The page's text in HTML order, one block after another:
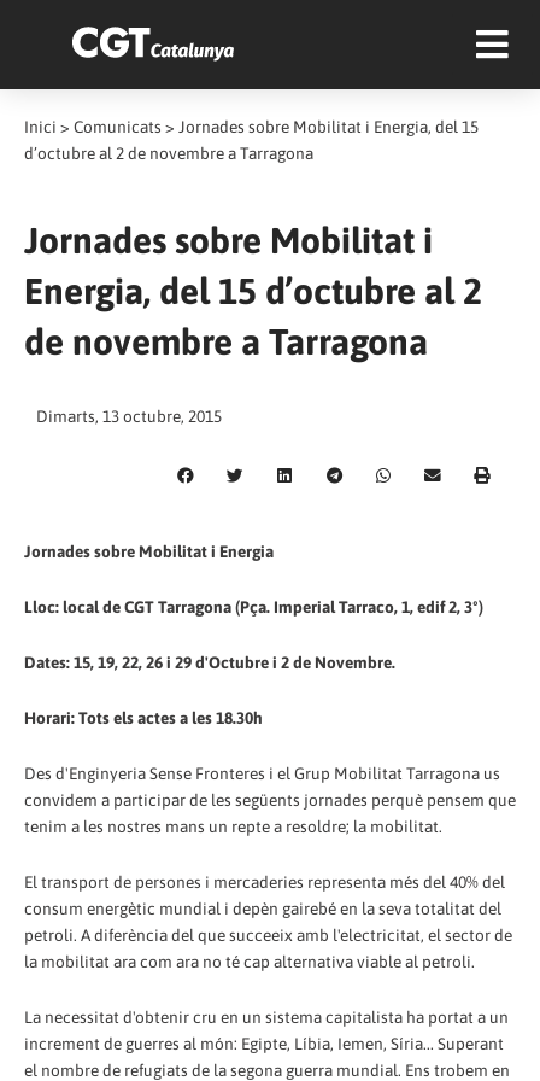
Inici > Comunicats > Jornades sobre Mobilitat i Energia, del 15
d’octubre al 2 de novembre a Tarragona
Jornades sobre Mobilitat i
Energia, del 15 d’octubre al 2
de novembre a Tarragona
Dimarts, 13 octubre, 2015
Jornades sobre Mobilitat i Energia
Lloc: local de CGT Tarragona (Pça. Imperial Tarraco, 1, edif 2, 3º)
Dates: 15, 19, 22, 26 i 29 d'Octubre i 2 de Novembre.
Horari: Tots els actes a les 18.30h
Des d'Enginyeria Sense Fronteres i el Grup Mobilitat Tarragona us
convidem a participar de les següents jornades perquè pensem que
tenim a les nostres mans un repte a resoldre; la mobilitat.
El transport de persones i mercaderies representa més del 40% del
consum energètic mundial i depèn gairebé en la seva totalitat del
petroli. A diferència del que succeeix amb l'electricitat, el sector de
la mobilitat ara com ara no té cap alternativa viable al petroli.
La necessitat d'obtenir cru en un sistema capitalista ha portat a un
increment de guerres al món: Egipte, Líbia, Iemen, Síria... Superant
el nombre de refugiats de la segona guerra mundial. Ens trobem en